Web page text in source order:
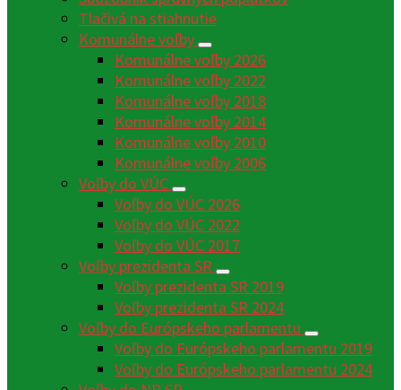
Tlačivá na stiahnutie
Komunálne voľby
Komunálne voľby 2026
Komunálne voľby 2022
Komunálne voľby 2018
Komunálne voľby 2014
Komunálne voľby 2010
Komunálne voľby 2006
Voľby do VÚC
Voľby do VÚC 2026
Voľby do VÚC 2022
Voľby do VÚC 2017
Voľby prezidenta SR
Voľby prezidenta SR 2019
Voľby prezidenta SR 2024
Voľby do Európskeho parlamentu
Voľby do Európskeho parlamentu 2019
Voľby do Európskeho parlamentu 2024